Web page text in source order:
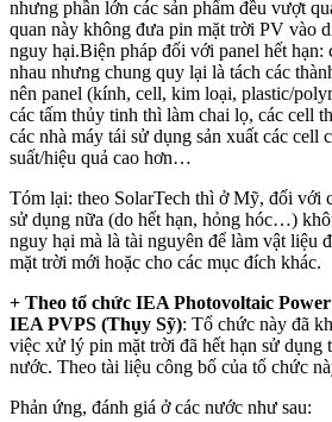
nhưng phần lớn các sản phẩm đều vượt
quan này không đưa pin mặt trời PV vào
nguy hại.Biện pháp đối với panel hết hạn:
nhau nhưng chung quy lại là tách các
nên panel (kính, cell, kim loại, plastic/
các tấm thủy tinh thì làm chai lọ, các cell
các nhà máy tái sử dụng sản xuất các cell
suất/hiệu quả cao hơn…
Tóm lại: theo SolarTech thì ở Mỹ, đối với
sử dụng nữa (do hết hạn, hỏng hóc…)
nguy hại mà là tài nguyên để làm vật liệu
mặt trời mới hoặc cho các mục đích khác.
+ Theo tổ chức IEA Photovoltaic
IEA PVPS (Thụy Sỹ): Tổ chức này đã
việc xử lý pin mặt trời đã hết hạn sử dụng
nước. Theo tài liệu công bố của tổ chức
Phản ứng, đánh giá ở các nước như sau: